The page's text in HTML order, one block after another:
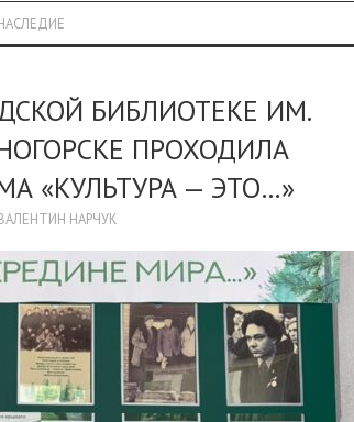
БИБЛИОТЕКЕ ИМ.
ПРОХОДИЛА
«КУЛЬТУРА — ЭТО…»
НАРЧУК